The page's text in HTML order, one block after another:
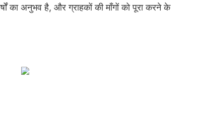
का अनुभव है, और ग्राहकों की माँगों को पूरा करने के